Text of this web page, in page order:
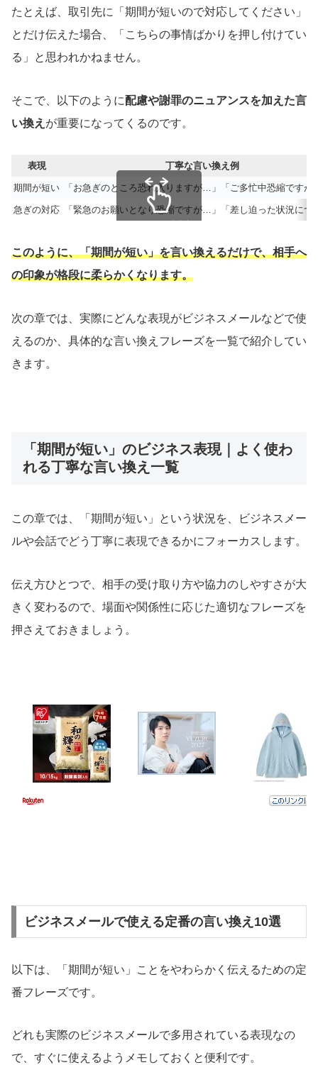
たとえば、取引先に「期間が短いので対応してください」
とだけ伝えた場合、「こちらの事情ばかりを押し付けてい
る」と思われかねません。
そこで、以下のように配慮や謝罪のニュアンスを加えた言
い換え が重要になってくるのです。
表現 丁寧な言い換え例
期間が短い 「お急ぎのところ恐れ入りますが…」「ご多忙中恐縮です
急ぎの対応 「緊急のお願いとなり恐縮ですが…」「差し迫った状況に
スクロールできます
このように、「期間が短い」を言い換えるだけで、相手へ
の印象が格段に柔らかくなります。
次の章では、実際にどんな表現がビジネスメールなどで使
えるのか、具体的な言い換えフレーズを一覧で紹介してい
きます。
「期間が短い」のビジネス表現｜よく使わ
れる丁寧な言い換え一覧
この章では、「期間が短い」という状況を、ビジネスメー
ルや会話でどう丁寧に表現できるかにフォーカスします。
伝え方ひとつで、相手の受け取り方や協力のしやすさが大
きく変わるので、場面や関係性に応じた適切なフレーズを
押さえておきましょう。
ビジネスメールで使える定番の言い換え10選
以下は、「期間が短い」ことをやわらかく伝えるための定
番フレーズです。
どれも実際のビジネスメールで多用されている表現なの
で、すぐに使えるようメモしておくと便利です。